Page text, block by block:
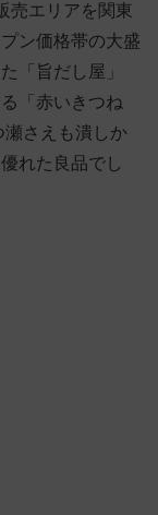
売エリアを関東
ン価格帯の大盛
「旨だし屋」
「赤いきつね
瀬さえも潰しか
れた良品でし